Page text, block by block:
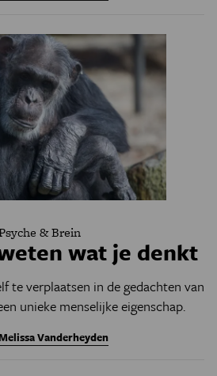
& Brein
wat je denkt
te verplaatsen in de gedachten van
unieke menselijke eigenschap.
Vanderheyden